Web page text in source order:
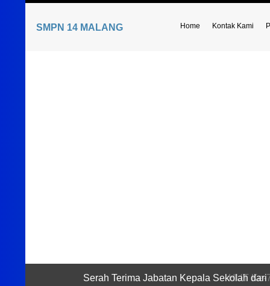
SMPN 14 MALANG Home Kontak Kami
HUT Ke-
Serah Terima Jabatan Kepala Sekolah